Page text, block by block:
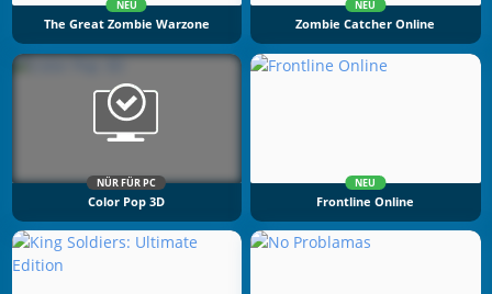
NEU
The Great Zombie Warzone
NEU
Zombie Catcher Online
NÜR FÜR PC
Color Pop 3D
NEU
Frontline Online